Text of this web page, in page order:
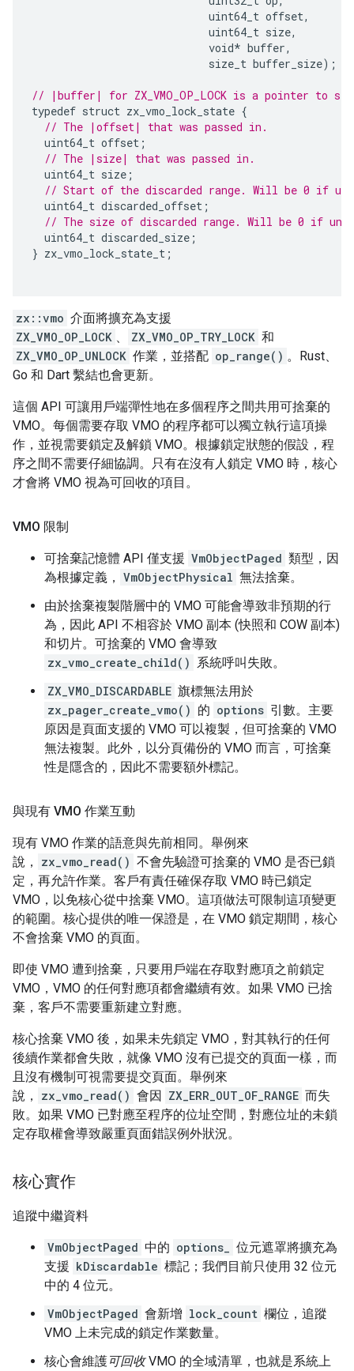
uint64_t offset,
uint64_t size,
void* buffer,
size_t buffer_size);
// |buffer| for ZX_VMO_OP_LOCK is a pointer to
typedef struct zx_vmo_lock_state {
// The |offset| that was passed in.
uint64_t offset ;
// The |size| that was passed in.
uint64_t size ;
// Start of the discarded range. Will be 0 if
uint64_t discarded_offset ;
// The size of discarded range. Will be 0 if
uint64_t discarded_size ;
} zx_vmo_lock_state_t ;
zx::vmo 介面將擴充為支援
ZX_VMO_OP_LOCK 、 ZX_VMO_OP_TRY_LOCK 和
ZX_VMO_OP_UNLOCK 作業，並搭配 op_range() 。Rust、
Go 和 Dart 繫結也會更新。
這個 API 可讓用戶端彈性地在多個程序之間共用可捨棄的
VMO。每個需要存取 VMO 的程序都可以獨立執行這項操
作，並視需要鎖定及解鎖 VMO。根據鎖定狀態的假設，程
序之間不需要仔細協調。只有在沒有人鎖定 VMO 時，核心
才會將 VMO 視為可回收的項目。
VMO 限制
可捨棄記憶體 API 僅支援 VmObjectPaged 類型，因
為根據定義， VmObjectPhysical 無法捨棄。
由於捨棄複製階層中的 VMO 可能會導致非預期的行
為，因此 API 不相容於 VMO 副本 (快照和 COW 副本)
和切片。可捨棄的 VMO 會導致
zx_vmo_create_child() 系統呼叫失敗。
ZX_VMO_DISCARDABLE 旗標無法用於
zx_pager_create_vmo() 的 options 引數。主要
原因是頁面支援的 VMO 可以複製，但可捨棄的 VMO
無法複製。此外，以分頁備份的 VMO 而言，可捨棄
性是隱含的，因此不需要額外標記。
與現有 VMO 作業互動
現有 VMO 作業的語意與先前相同。舉例來
說，
zx_vmo_read() 不會先驗證可捨棄的 VMO 是否已鎖
定，再允許作業。客戶有責任確保存取 VMO 時已鎖定
VMO，以免核心從中捨棄 VMO。這項做法可限制這項變更
的範圍。核心提供的唯一保證是，在 VMO 鎖定期間，核心
不會捨棄 VMO 的頁面。
即使 VMO 遭到捨棄，只要用戶端在存取對應項之前鎖定
VMO，VMO 的任何對應項都會繼續有效。如果 VMO 已捨
棄，客戶不需要重新建立對應。
核心捨棄 VMO 後，如果未先鎖定 VMO，對其執行的任何
後續作業都會失敗，就像 VMO 沒有已提交的頁面一樣，而
且沒有機制可視需要提交頁面。舉例來
說，
zx_vmo_read() 會因 ZX_ERR_OUT_OF_RANGE 而失
敗。如果 VMO 已對應至程序的位址空間，對應位址的未鎖
定存取權會導致嚴重頁面錯誤例外狀況。
核心實作
追蹤中繼資料
VmObjectPaged 中的 options_
位元遮罩將擴充為
支援 kDiscardable 標記；我們目前只使用 32 位元
中的 4 位元。
VmObjectPaged 會新增 lock_count 欄位，追蹤
VMO 上未完成的鎖定作業數量。
核心會維護可回收VMO 的全域清單，也就是系統上